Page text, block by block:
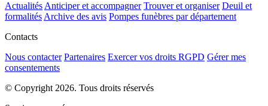
Actualités Anticiper et accompagner Trouver et organiser Deuil et
formalités Archive des avis Pompes funèbres par département
Contacts
Nous contacter Partenaires Exercer vos droits RGPD Gérer mes
consentements
© Copyright 2026. Tous droits réservés